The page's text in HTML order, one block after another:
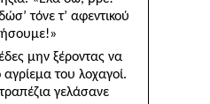
τόνε τ’ αφεντικού
μην ξέροντας να
του λοχαγοί.
γελάσανε